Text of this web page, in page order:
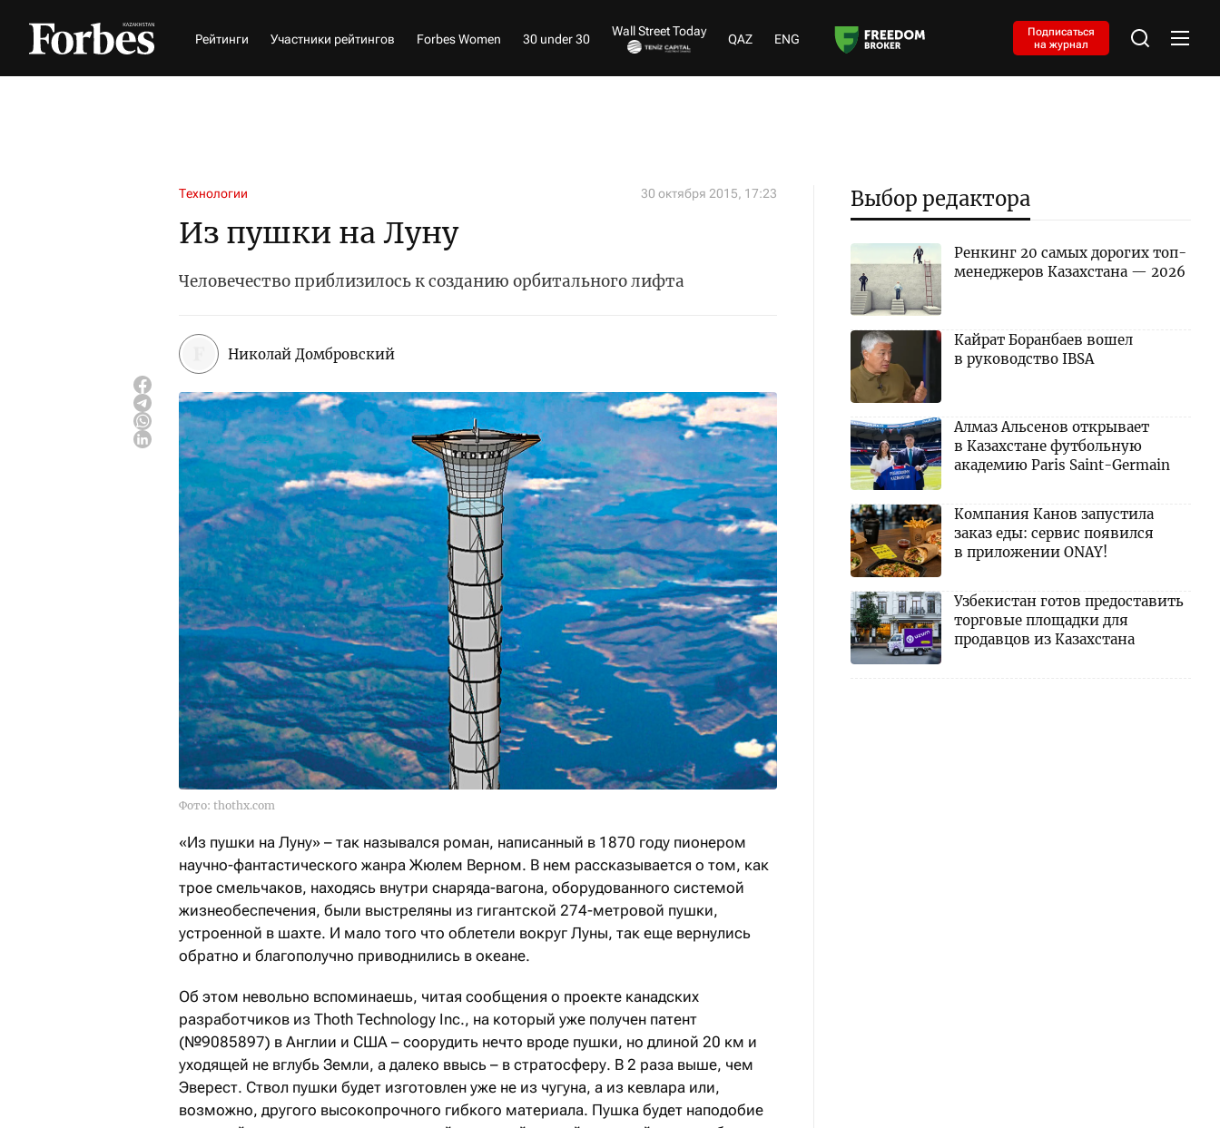
Рейтинги Участники рейтингов Forbes Women 30 under 30
Wall Street Today
QAZ ENG
Подписаться
на журнал
Технологии 30 октября 2015, 17:23
Из пушки на Луну
Человечество приблизилось к созданию орбитального лифта
Николай Домбровский
Фото: thothx.com
«Из пушки на Луну» – так назывался роман, написанный в 1870 году пионером
научно-фантастического жанра Жюлем Верном. В нем рассказывается о том, как
трое смельчаков, находясь внутри снаряда-вагона, оборудованного системой
жизнеобеспечения, были выстреляны из гигантской 274-метровой пушки,
устроенной в шахте. И мало того что облетели вокруг Луны, так еще вернулись
обратно и благополучно приводнились в океане.
Об этом невольно вспоминаешь, читая сообщения о проекте канадских
разработчиков из Thoth Technology Inc., на который уже получен патент
(№9085897) в Англии и США – соорудить нечто вроде пушки, но длиной 20 км и
уходящей не вглубь Земли, а далеко ввысь – в стратосферу. В 2 раза выше, чем
Эверест. Ствол пушки будет изготовлен уже не из чугуна, а из кевлара или,
возможно, другого высокопрочного гибкого материала. Пушка будет наподобие
Выбор редактора
Ренкинг 20 самых дорогих топ-
менеджеров Казахстана — 2026
Кайрат Боранбаев вошел
в руководство IBSA
Алмаз Альсенов открывает
в Казахстане футбольную
академию Paris Saint-Germain
Компания Канов запустила
заказ еды: сервис появился
в приложении ONAY!
Узбекистан готов предоставить
торговые площадки для
продавцов из Казахстана